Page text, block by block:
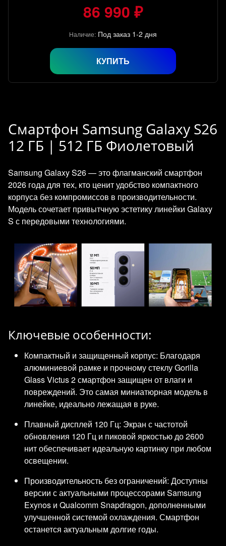
86 990 ₽
Наличие: Под заказ 1-2 дня
КУПИТЬ
Смартфон Samsung Galaxy S26
12 ГБ | 512 ГБ Фиолетовый
Samsung Galaxy S26 — это флагманский смартфон
2026 года для тех, кто ценит удобство компактного
корпуса без компромиссов в производительности.
Модель сочетает привытчную эстетику линейки Galaxy
S с передовыми технологиями.
Ключевые особенности:
Компактный и защищенный корпус: Благодаря
алюминиевой рамке и прочному стеклу Gorilla
Glass Victus 2 смартфон защищен от влаги и
повреждений. Это самая миниатюрная модель в
линейке, идеально лежащая в руке.
Плавный дисплей 120 Гц: Экран с частотой
обновления 120 Гц и пиковой яркостью до 2600
нит обеспечивает идеальную картинку при любом
освещении.
Производительность без ограничений: Доступны
версии с актуальными процессорами Samsung
Exynos и Qualcomm Snapdragon, дополненными
улучшенной системой охлаждения. Смартфон
останется актуальным долгие годы.